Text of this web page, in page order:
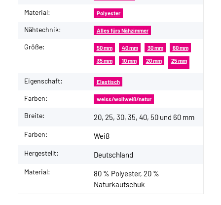
Material: Polyester
Nähtechnik: Alles fürs Nähzimmer
Größe: 50 mm 40 mm 30 mm 60 mm
35 mm 10 mm 20 mm 25 mm
Eigenschaft: Elastisch
Farben: weiss/wollweiß/natur
Breite: 20, 25, 30, 35, 40, 50 und 60 mm
Farben: Weiß
Hergestellt: Deutschland
Material:
80 % Polyester, 20 %
Naturkautschuk